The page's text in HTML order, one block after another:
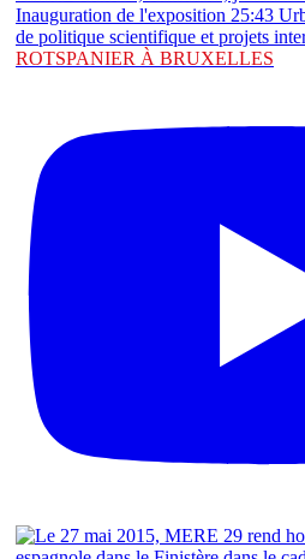
ROTSPANIER À BRUXELLES